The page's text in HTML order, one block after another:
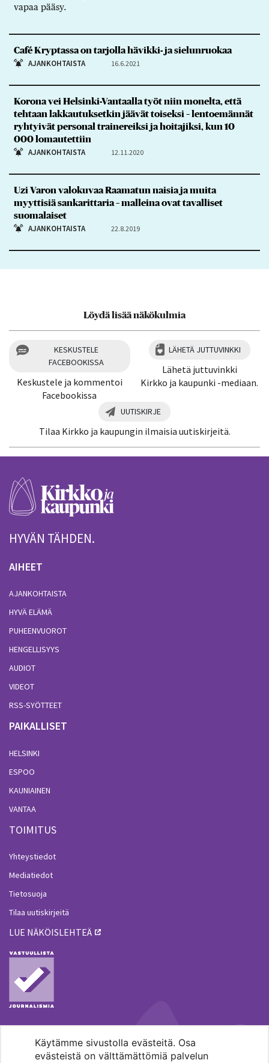
Käytämme sivustolla evästeitä. Osa
evästeistä on välttämättömiä palvelun
vapaa pääsy.
Café Kryptassa on tarjolla hävikki- ja sielunruokaa
AJANKOHTAISTA 16.6.2021
Korona vei Helsinki-Vantaalla työt niin monelta, että
tehtaan lakkautuksetkin jäävät toiseksi – lentoemännät
ryhtyivät personal trainereiksi ja hoitajiksi, kun 10
000 lomautettiin
AJANKOHTAISTA 12.11.2020
Uzi Varon valokuvaa Raamatun naisia ja muita
myyttisiä sankarittaria – malleina ovat tavalliset
suomalaiset
AJANKOHTAISTA 22.8.2019
Löydä lisää näkökulmia
KESKUSTELE
FACEBOOKISSA
Keskustele ja kommentoi
Facebookissa
LÄHETÄ JUTTUVINKKI
Lähetä juttuvinkki
Kirkko ja kaupunki -mediaan.
UUTISKIRJE
Tilaa Kirkko ja kaupungin ilmaisia uutiskirjeitä.
HYVÄN TÄHDEN.
AIHEET
AJANKOHTAISTA
HYVÄ ELÄMÄ
PUHEENVUOROT
HENGELLISYYS
AUDIOT
VIDEOT
RSS-SYÖTTEET
PAIKALLISET
HELSINKI
ESPOO
KAUNIAINEN
VANTAA
TOIMITUS
Yhteystiedot
Mediatiedot
Tietosuoja
Tilaa uutiskirjeitä
LUE NÄKÖISLEHTEÄ
MENOHAKU